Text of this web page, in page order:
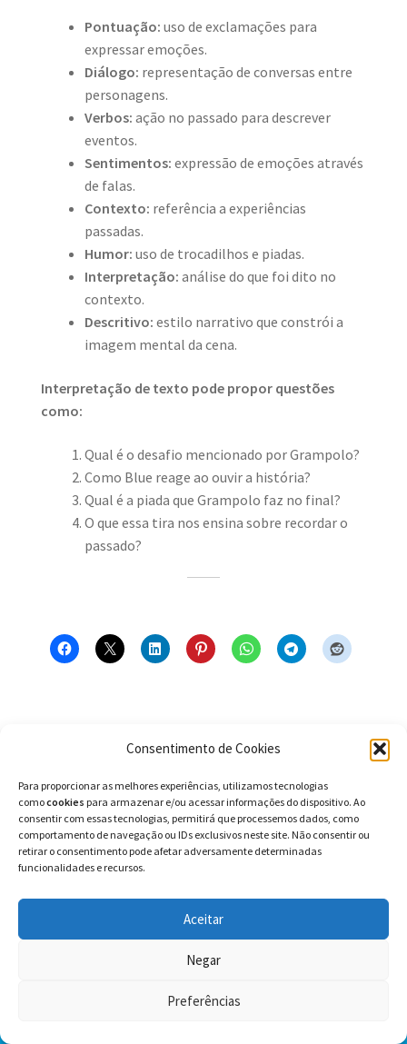
Consentimento de Cookies
Para proporcionar as melhores experiências, utilizamos tecnologias
comocookies para armazenar e/ou acessar informações do dispositivo. Ao
consentir com essas tecnologias, permitirá que processemos dados, como
comportamento de navegação ou IDs exclusivos neste site. Não consentir ou
retirar o consentimento pode afetar adversamente determinadas
funcionalidades e recursos.
Aceitar
Negar
Preferências
Pontuação: uso de exclamações para
expressar emoções.
Diálogo: representação de conversas entre
personagens.
Verbos: ação no passado para descrever
eventos.
Sentimentos: expressão de emoções através
de falas.
Contexto: referência a experiências
passadas.
Humor: uso de trocadilhos e piadas.
Interpretação: análise do que foi dito no
contexto.
Descritivo: estilo narrativo que constrói a
imagem mental da cena.
Interpretação de texto pode propor questões
como:
Qual é o desafio mencionado por Grampolo?
Como Blue reage ao ouvir a história?
Qual é a piada que Grampolo faz no final?
O que essa tira nos ensina sobre recordar o
passado?
Categorias:Português,Tiras
Tags:1995,acentuação,animação,aprendizado, baralha,baralhada
baralhadas,baralhado,baralhados
baralharia,baralhariam
baralharias,baralharíeis,baralharmos,baralhas,baralhasse,baralhásseis,
baralhasses
baralhávamos,baralhavas
coitada,coitadas,coitado